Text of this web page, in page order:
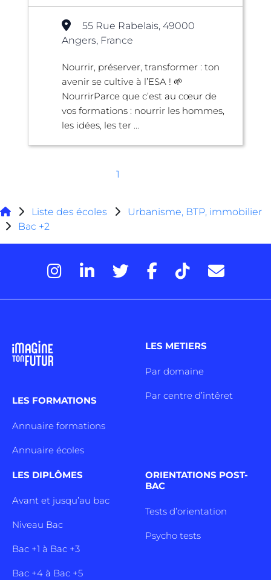
55 Rue Rabelais, 49000
Angers, France
Nourrir, préserver, transformer : ton
avenir se cultive à l’ESA ! 🌱
NourrirParce que c’est au cœur de
vos formations : nourrir les hommes,
les idées, les ter ...
1
Liste des écoles
Urbanisme, BTP, immobilier
Bac +2
LES FORMATIONS
Annuaire formations
Annuaire écoles
LES METIERS
Par domaine
Par centre d’intêret
LES DIPLÔMES
Avant et jusqu’au bac
Niveau Bac
Bac +1 à Bac +3
Bac +4 à Bac +5
ORIENTATIONS POST-
BAC
Tests d’orientation
Psycho tests